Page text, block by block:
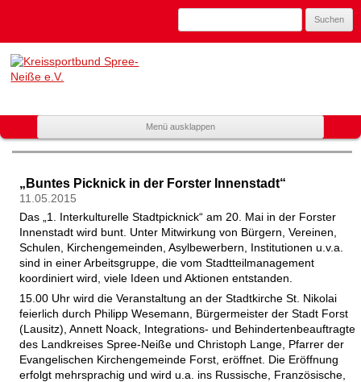
nach:
Kreissportbund
Spree-Neiße
Mitglied
Brandenburg
Menü ausklappen
Inhalt
„Buntes Picknick in der Forster Innenstadt“
11.05.2015
Das „1. Interkulturelle Stadtpicknick“ am 20. Mai in der Forster
Innenstadt wird bunt. Unter Mitwirkung von Bürgern, Vereinen,
Schulen, Kirchengemeinden, Asylbewerbern, Institutionen u.v.a.
sind in einer Arbeitsgruppe, die vom Stadtteilmanagement
koordiniert wird, viele Ideen und Aktionen entstanden.
15.00 Uhr wird die Veranstaltung an der Stadtkirche St. Nikolai
feierlich durch Philipp Wesemann, Bürgermeister der Stadt Forst
(Lausitz), Annett Noack, Integrations- und Behindertenbeauftragte
des Landkreises Spree-Neiße und Christoph Lange, Pfarrer der
Evangelischen Kirchengemeinde Forst, eröffnet. Die Eröffnung
erfolgt mehrsprachig und wird u.a. ins Russische, Französische,